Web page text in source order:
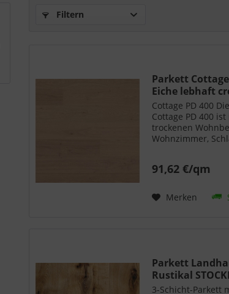
Filtern
Parkett Cottage
Eiche lebhaft
Cottage PD 400
Cottage PD 400
trockenen
Wohnzimmer,
Beanspruchung
nicht...
91,62 €/qm
Merken
Parkett
Rustikal
3-Schicht-Parkett